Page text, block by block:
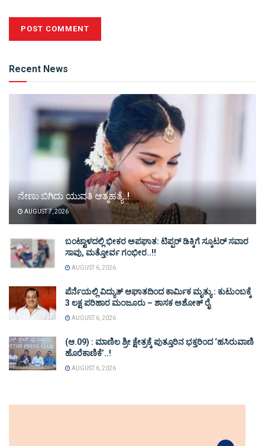
Recent News
ನೇಣು ಬಿಗಿದು ಯುವತಿ ಆತ್ಮಹತ್ಯೆ..!
AUGUST 7, 2026
ಬಂಟ್ವಾಳದಲ್ಲಿ ಭೀಕರ ಅಪಘಾತ: ಟಿಪ್ಪರ್ ಡಿಕ್ಕಿಗೆ ಸ್ಕೂಟರ್ ಸವಾರ
ಸಾವು, ಮತ್ತೋರ್ವ ಗಂಭೀರ..!!
AUGUST 6, 2026
ಪೆರ್ನೆಯಲ್ಲಿ ವಿದ್ಯುತ್ ಆಘಾತದಿಂದ ಕಾರ್ಮಿಕ ಮೃತ್ಯು : ಕುಟುಂಬಕ್ಕೆ
3 ಲಕ್ಷ ಪರಿಹಾರ ಮಂಜೂರು – ಶಾಸಕ ಅಶೋಕ್ ರೈ
AUGUST 6, 2026
(ಆ.09) : ಮಾಣಿಲ ಶ್ರೀ ಕ್ಷೇತ್ರಕ್ಕೆ ಪುತ್ತೂರಿನ ಭಕ್ತರಿಂದ ‘ಹಸಿರುವಾಣಿ
ಹೊರೆಕಾಣಿಕೆ’..!
AUGUST 6, 2026